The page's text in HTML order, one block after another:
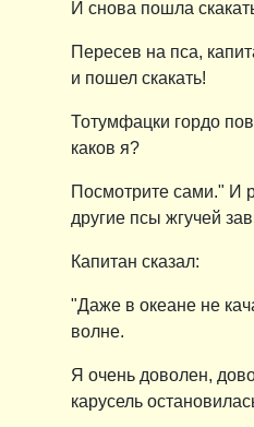
И снова пошла
Пересев на пса,
и пошел скакать!
Тотумфацки гордо
каков я?
Посмотрите сами." И
другие псы жгучей
Капитан сказал:
"Даже в океане не
волне.
Я очень доволен,
карусель